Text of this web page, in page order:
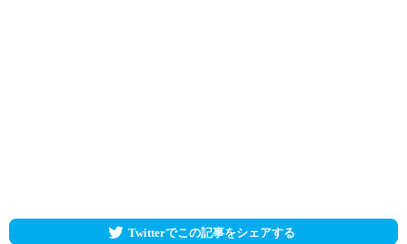
Twitterでこの記事をシェアする